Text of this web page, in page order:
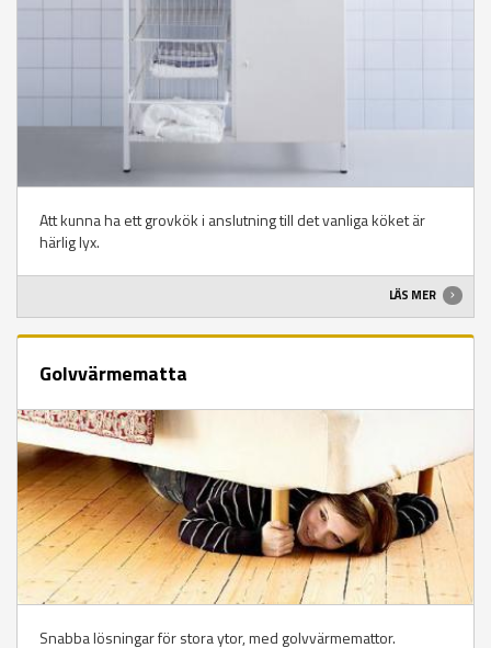
Att kunna ha ett grovkök i anslutning till det vanliga köket är
härlig lyx.
LÄS MER
Golvvärmematta
Snabba lösningar för stora ytor, med golvvärmemattor.